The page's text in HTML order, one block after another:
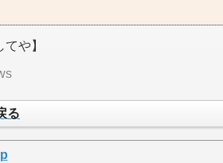
や】
る